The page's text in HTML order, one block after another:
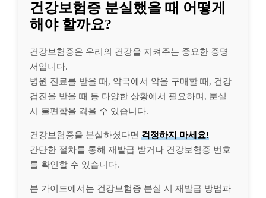
건강보험증 분실했을 때 어떻게
해야 할까요?
건강보험증은 우리의 건강을 지켜주는 중요한 증명
서입니다.
병원 진료를 받을 때, 약국에서 약을 구매할 때, 건강
검진을 받을 때 등 다양한 상황에서 필요하며, 분실
시 불편함을 겪을 수 있습니다.
건강보험증을 분실하셨다면 걱정하지 마세요!
간단한 절차를 통해 재발급 받거나 건강보험증 번호
를 확인할 수 있습니다.
본 가이드에서는 건강보험증 분실 시 재발급 방법과